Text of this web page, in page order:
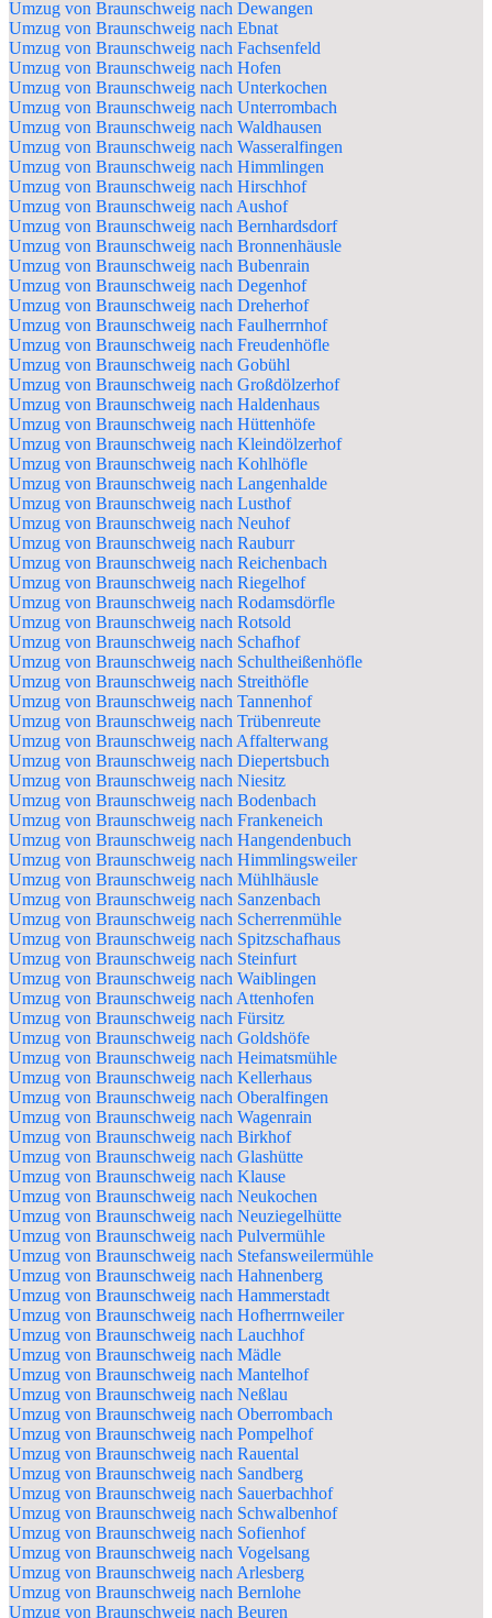
Umzug von Braunschweig nach Dewangen
Umzug von Braunschweig nach Ebnat
Umzug von Braunschweig nach Fachsenfeld
Umzug von Braunschweig nach Hofen
Umzug von Braunschweig nach Unterkochen
Umzug von Braunschweig nach Unterrombach
Umzug von Braunschweig nach Waldhausen
Umzug von Braunschweig nach Wasseralfingen
Umzug von Braunschweig nach Himmlingen
Umzug von Braunschweig nach Hirschhof
Umzug von Braunschweig nach Aushof
Umzug von Braunschweig nach Bernhardsdorf
Umzug von Braunschweig nach Bronnenhäusle
Umzug von Braunschweig nach Bubenrain
Umzug von Braunschweig nach Degenhof
Umzug von Braunschweig nach Dreherhof
Umzug von Braunschweig nach Faulherrnhof
Umzug von Braunschweig nach Freudenhöfle
Umzug von Braunschweig nach Gobühl
Umzug von Braunschweig nach Großdölzerhof
Umzug von Braunschweig nach Haldenhaus
Umzug von Braunschweig nach Hüttenhöfe
Umzug von Braunschweig nach Kleindölzerhof
Umzug von Braunschweig nach Kohlhöfle
Umzug von Braunschweig nach Langenhalde
Umzug von Braunschweig nach Lusthof
Umzug von Braunschweig nach Neuhof
Umzug von Braunschweig nach Rauburr
Umzug von Braunschweig nach Reichenbach
Umzug von Braunschweig nach Riegelhof
Umzug von Braunschweig nach Rodamsdörfle
Umzug von Braunschweig nach Rotsold
Umzug von Braunschweig nach Schafhof
Umzug von Braunschweig nach Schultheißenhöfle
Umzug von Braunschweig nach Streithöfle
Umzug von Braunschweig nach Tannenhof
Umzug von Braunschweig nach Trübenreute
Umzug von Braunschweig nach Affalterwang
Umzug von Braunschweig nach Diepertsbuch
Umzug von Braunschweig nach Niesitz
Umzug von Braunschweig nach Bodenbach
Umzug von Braunschweig nach Frankeneich
Umzug von Braunschweig nach Hangendenbuch
Umzug von Braunschweig nach Himmlingsweiler
Umzug von Braunschweig nach Mühlhäusle
Umzug von Braunschweig nach Sanzenbach
Umzug von Braunschweig nach Scherrenmühle
Umzug von Braunschweig nach Spitzschafhaus
Umzug von Braunschweig nach Steinfurt
Umzug von Braunschweig nach Waiblingen
Umzug von Braunschweig nach Attenhofen
Umzug von Braunschweig nach Fürsitz
Umzug von Braunschweig nach Goldshöfe
Umzug von Braunschweig nach Heimatsmühle
Umzug von Braunschweig nach Kellerhaus
Umzug von Braunschweig nach Oberalfingen
Umzug von Braunschweig nach Wagenrain
Umzug von Braunschweig nach Birkhof
Umzug von Braunschweig nach Glashütte
Umzug von Braunschweig nach Klause
Umzug von Braunschweig nach Neukochen
Umzug von Braunschweig nach Neuziegelhütte
Umzug von Braunschweig nach Pulvermühle
Umzug von Braunschweig nach Stefansweilermühle
Umzug von Braunschweig nach Hahnenberg
Umzug von Braunschweig nach Hammerstadt
Umzug von Braunschweig nach Hofherrnweiler
Umzug von Braunschweig nach Lauchhof
Umzug von Braunschweig nach Mädle
Umzug von Braunschweig nach Mantelhof
Umzug von Braunschweig nach Neßlau
Umzug von Braunschweig nach Oberrombach
Umzug von Braunschweig nach Pompelhof
Umzug von Braunschweig nach Rauental
Umzug von Braunschweig nach Sandberg
Umzug von Braunschweig nach Sauerbachhof
Umzug von Braunschweig nach Schwalbenhof
Umzug von Braunschweig nach Sofienhof
Umzug von Braunschweig nach Vogelsang
Umzug von Braunschweig nach Arlesberg
Umzug von Braunschweig nach Bernlohe
Umzug von Braunschweig nach Beuren